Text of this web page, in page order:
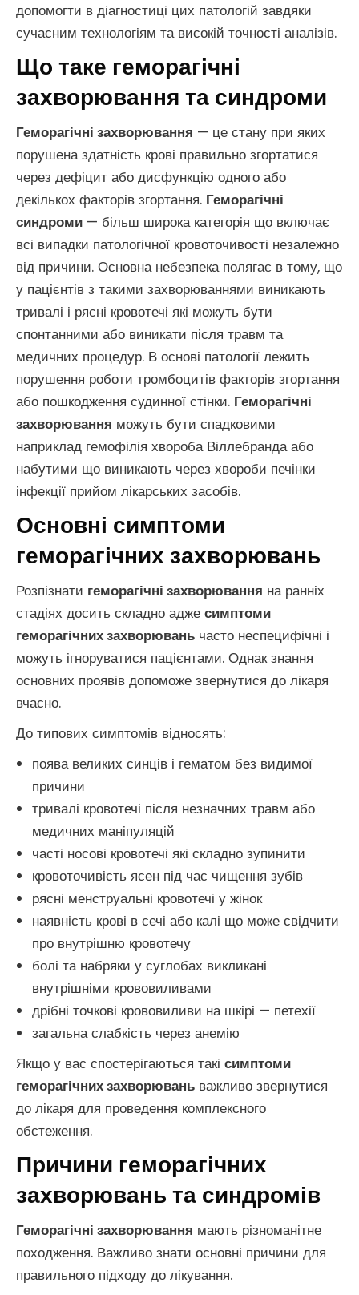
допомогти в діагностиці цих патологій завдяки
сучасним технологіям та високій точності аналізів.
Що таке геморагічні
захворювання та синдроми
Геморагічні захворювання — це стану при яких
порушена здатність крові правильно згортатися
через дефіцит або дисфункцію одного або
декількох факторів згортання. Геморагічні
синдроми — більш широка категорія що включає
всі випадки патологічної кровоточивості незалежно
від причини. Основна небезпека полягає в тому, що
у пацієнтів з такими захворюваннями виникають
тривалі і рясні кровотечі які можуть бути
спонтанними або виникати після травм та
медичних процедур. В основі патології лежить
порушення роботи тромбоцитів факторів згортання
або пошкодження судинної стінки. Геморагічні
захворювання можуть бути спадковими
наприклад гемофілія хвороба Віллебранда або
набутими що виникають через хвороби печінки
інфекції прийом лікарських засобів.
Основні симптоми
геморагічних захворювань
Розпізнати геморагічні захворювання на ранніх
стадіях досить складно адже симптоми
геморагічних захворювань часто неспецифічні і
можуть ігноруватися пацієнтами. Однак знання
основних проявів допоможе звернутися до лікаря
вчасно.
До типових симптомів відносять:
поява великих синців і гематом без видимої
причини
тривалі кровотечі після незначних травм або
медичних маніпуляцій
часті носові кровотечі які складно зупинити
кровоточивість ясен під час чищення зубів
рясні менструальні кровотечі у жінок
наявність крові в сечі або калі що може свідчити
про внутрішню кровотечу
болі та набряки у суглобах викликані
внутрішніми крововиливами
дрібні точкові крововиливи на шкірі — петехії
загальна слабкість через анемію
Якщо у вас спостерігаються такі симптоми
геморагічних захворювань важливо звернутися
до лікаря для проведення комплексного
обстеження.
Причини геморагічних
захворювань та синдромів
Геморагічні захворювання мають різноманітне
походження. Важливо знати основні причини для
правильного підходу до лікування.